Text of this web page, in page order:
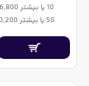
10 یا بیشتر 1,276,800ریال
50 یا بیشتر 1,250,200ریال